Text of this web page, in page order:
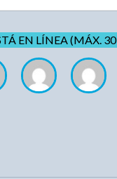
EN LÍNEA (MÁX. 30